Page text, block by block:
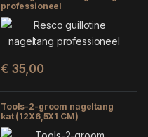
professioneel
€ 35,00
Tools-2-groom nageltang
kat (12X6,5X1 CM)